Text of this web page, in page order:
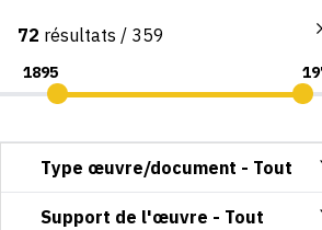
Consultation par image
72 résultats / 359
Type œuvre/document - Tout
Support de l'œuvre - Tout